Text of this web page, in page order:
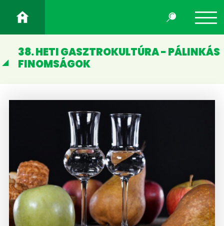
38. HETI GASZTROKULTÚRA - PÁLINKÁS
FINOMSÁGOK